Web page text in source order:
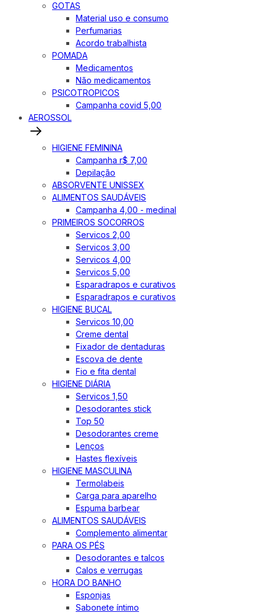
GOTAS
Material uso e consumo
Perfumarias
Acordo trabalhista
POMADA
Medicamentos
Não medicamentos
PSICOTROPICOS
Campanha covid 5,00
AEROSSOL
HIGIENE FEMININA
Campanha r$ 7,00
Depilação
ABSORVENTE UNISSEX
ALIMENTOS SAUDÁVEIS
Campanha 4,00 - medinal
PRIMEIROS SOCORROS
Servicos 2,00
Servicos 3,00
Servicos 4,00
Servicos 5,00
Esparadrapos e curativos
Esparadrapos e curativos
HIGIENE BUCAL
Servicos 10,00
Creme dental
Fixador de dentaduras
Escova de dente
Fio e fita dental
HIGIENE DIÁRIA
Servicos 1,50
Desodorantes stick
Top 50
Desodorantes creme
Lenços
Hastes flexíveis
HIGIENE MASCULINA
Termolabeis
Carga para aparelho
Espuma barbear
ALIMENTOS SAUDÁVEIS
Complemento alimentar
PARA OS PÉS
Desodorantes e talcos
Calos e verrugas
HORA DO BANHO
Esponjas
Sabonete íntimo